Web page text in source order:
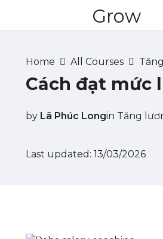
Grow
Home All Courses
Cách đạt mức
by Lã Phúc Longin Tăng
Last updated: 13/03/2026